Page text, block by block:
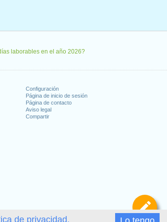
de privacidad.
laborables en el año 2026?
Configuración
Página de inicio de sesión
Página de contacto
Aviso legal
Compartir